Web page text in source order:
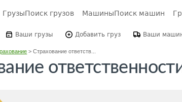
ГрузыПоиск грузов МашиныПоиск машин
Ваши грузы Добавить груз Ваши
>Страхование ответств...